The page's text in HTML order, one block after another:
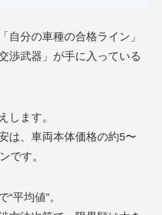
自分の車種の合格ライン」
渉武器」が手に入っている
します。
は、車両本体価格の約5〜
です。
平均値”。